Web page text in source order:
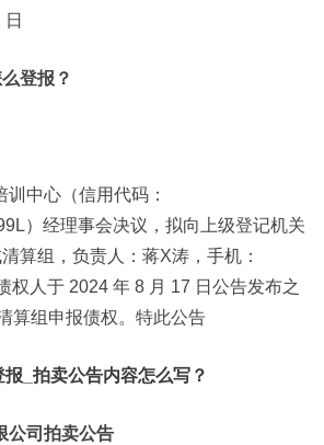
登报？
中心（信用代码：
）经理事会决议，拟向上级登记机关
算组，负责人：蒋X涛，手机：
权人于 2024 年 8 月 17 日公告发布之
算组申报债权。特此公告
_拍卖公告内容怎么写？
公司拍卖公告